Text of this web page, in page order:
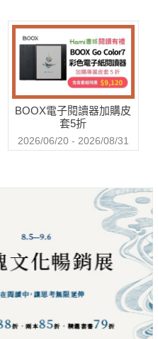
上都會痛
世界第一，95％的患者為男
年齡也年輕化，儼然為新興國
尿酸血症患者，更多達約500
發炎性關節炎，也是不良生活
之王」(king of diseases)、
糖尿病、心臟病、高血脂、動
低普林好食物
道保健食譜，由專業營養師把
您吃得安心、吃出健康。
BOOX電子閱讀器加購皮
套5折
2026/06/20 - 2026/08/31